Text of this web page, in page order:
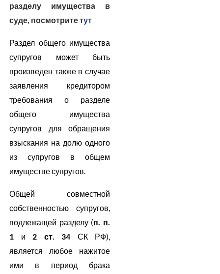
разделу имущества в
суде, посмотритетут
Раздел общего имущества
супругов может быть
произведен также в случае
заявления кредитором
требования о разделе
общего имущества
супругов для обращения
взыскания на долю одного
из супругов в общем
имуществе супругов.
Общей совместной
собственностью супругов,
подлежащей разделу (п. п.
1 и 2 ст. 34 СК РФ),
является любое нажитое
ими в период брака